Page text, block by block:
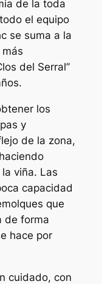
de la toda
el equipo
se suma a la
del Serral”
los
y
de la zona,
viña. Las
capacidad
que
de forma
hace por
cuidado, con